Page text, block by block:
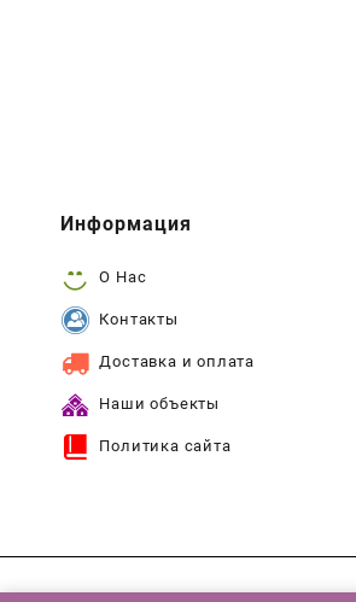
Информация
О Нас
Контакты
Доставка и оплата
Наши объекты
Политика сайта